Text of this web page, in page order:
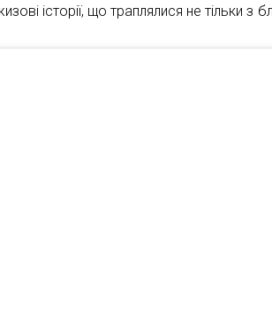
історії, що траплялися не тільки з